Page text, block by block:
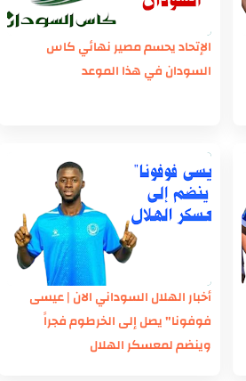
الإتحاد يحسم مصير نهائي كاس
السودان في هذا الموعد
أخبار الهلال السوداني الان | عيسى
فوفونا" يصل إلى الخرطوم فجراً
وينضم لمعسكر الهلال